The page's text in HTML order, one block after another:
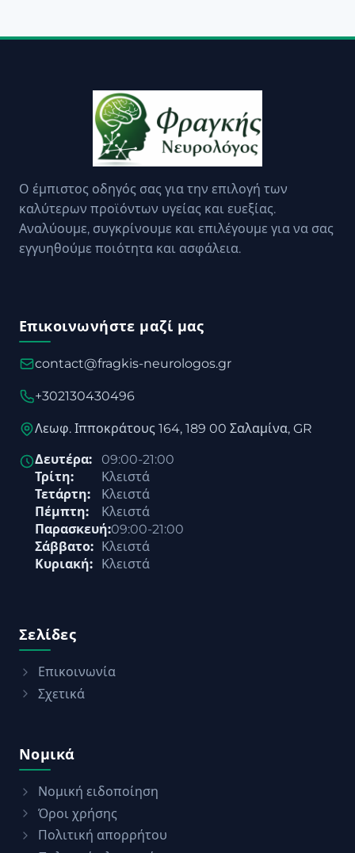
Ο έμπιστος οδηγός σας για την επιλογή των
καλύτερων προϊόντων υγείας και ευεξίας.
Αναλύουμε, συγκρίνουμε και επιλέγουμε για να σας
εγγυηθούμε ποιότητα και ασφάλεια.
Επικοινωνήστε μαζί μας
contact@fragkis-neurologos.gr
+302130430496
Λεωφ. Ιπποκράτους 164, 189 00 Σαλαμίνα, GR
Δευτέρα:
09:00-21:00
Τρίτη:
Κλειστά
Τετάρτη:
Κλειστά
Πέμπτη:
Κλειστά
Παρασκευή:09:00-21:00
Σάββατο:
Κλειστά
Κυριακή:
Κλειστά
Σελίδες
Επικοινωνία
Σχετικά
Νομικά
Νομική ειδοποίηση
Όροι χρήσης
Πολιτική απορρήτου